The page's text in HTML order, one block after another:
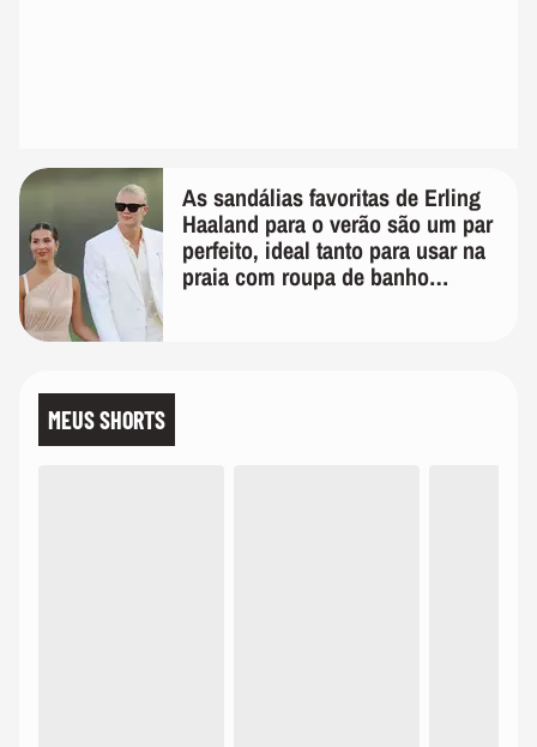
As sandálias favoritas de Erling
Haaland para o verão são um par
perfeito, ideal tanto para usar na
praia com roupa de banho
MEUS SHORTS